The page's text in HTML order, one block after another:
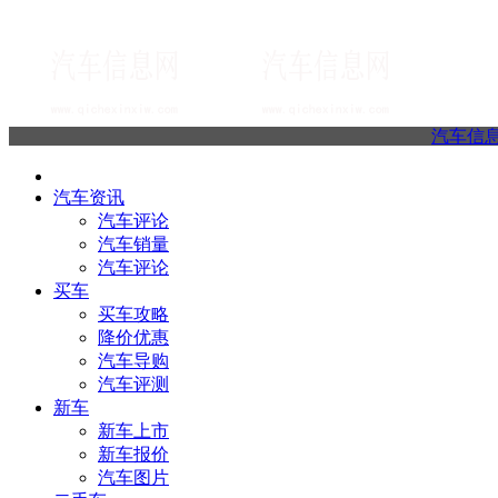
汽车信
汽车资讯
汽车评论
汽车销量
汽车评论
买车
买车攻略
降价优惠
汽车导购
汽车评测
新车
新车上市
新车报价
汽车图片